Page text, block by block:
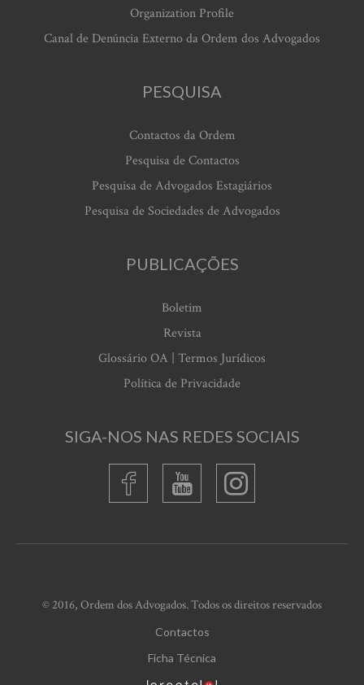
Organization Profile
Canal de Denúncia Externo da Ordem dos Advogados
PESQUISA
Contactos da Ordem
Pesquisa de Contactos
Pesquisa de Advogados Estagiários
Pesquisa de Sociedades de Advogados
PUBLICAÇÕES
Boletim
Revista
Glossário OA | Termos Jurídicos
Política de Privacidade
SIGA-NOS NAS REDES SOCIAIS
© 2016, Ordem dos Advogados. Todos os direitos reservados
Contactos
Ficha Técnica